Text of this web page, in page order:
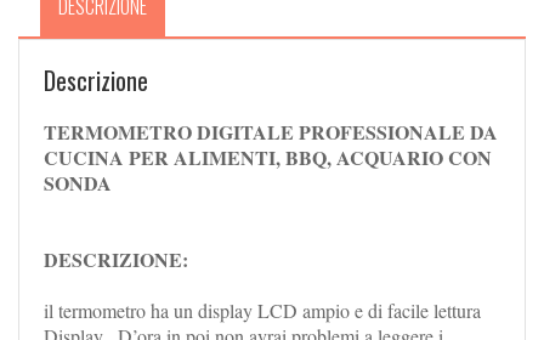
DESCRIZIONE
Descrizione
TERMOMETRO DIGITALE PROFESSIONALE DA
CUCINA PER ALIMENTI, BBQ, ACQUARIO CON
SONDA
DESCRIZIONE:
il termometro ha un display LCD ampio e di facile lettura